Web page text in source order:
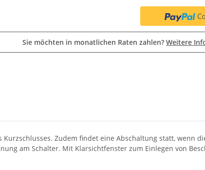
Sie möchten in monatlichen Raten zahlen? Weitere
Zudem findet eine Abschaltung statt, wenn
am Schalter. Mit Klarsichtfenster zum Einlegen von